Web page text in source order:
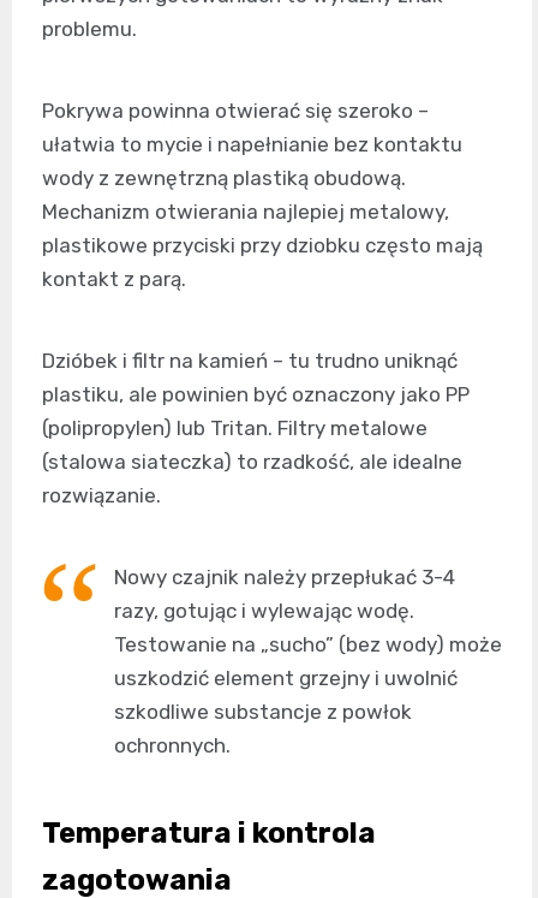
problemu.
Pokrywa powinna otwierać się szeroko –
ułatwia to mycie i napełnianie bez kontaktu
wody z zewnętrzną plastiką obudową.
Mechanizm otwierania najlepiej metalowy,
plastikowe przyciski przy dziobku często mają
kontakt z parą.
Dzióbek i filtr na kamień – tu trudno uniknąć
plastiku, ale powinien być oznaczony jako PP
(polipropylen) lub Tritan. Filtry metalowe
(stalowa siateczka) to rzadkość, ale idealne
rozwiązanie.
Nowy czajnik należy przepłukać 3-4
razy, gotując i wylewając wodę.
Testowanie na „sucho” (bez wody) może
uszkodzić element grzejny i uwolnić
szkodliwe substancje z powłok
ochronnych.
Temperatura i kontrola
zagotowania